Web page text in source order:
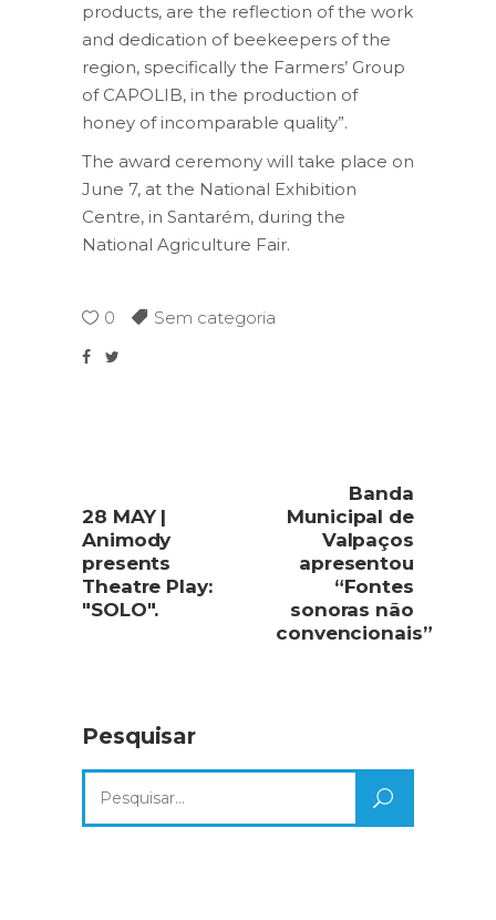
products, are the reflection of the work
and dedication of beekeepers of the
region, specifically the Farmers’ Group
of CAPOLIB, in the production of
honey of incomparable quality”.
The award ceremony will take place on
June 7, at the National Exhibition
Centre, in Santarém, during the
National Agriculture Fair.
0 Sem categoria
28 MAY |
Animody
presents
Theatre Play:
"SOLO".
Banda
Municipal de
Valpaços
apresentou
“Fontes
sonoras não
convencionais”
Pesquisar
for: